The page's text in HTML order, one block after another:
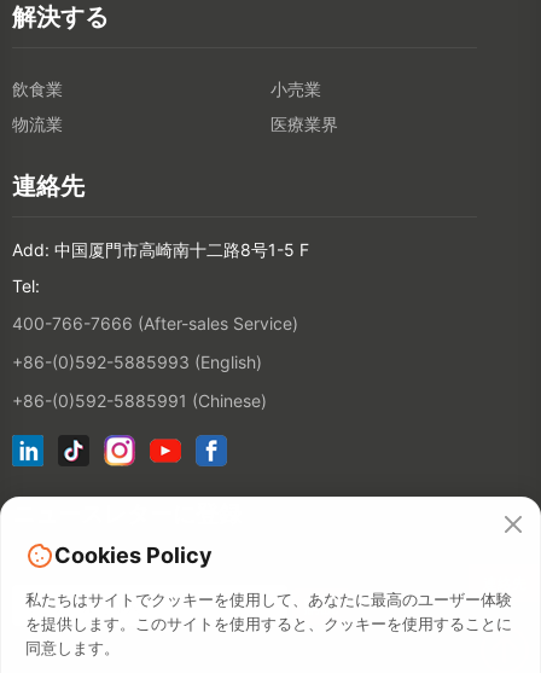
解決する
飲食業
小売業
物流業
医療業界
連絡先
Add: 中国厦門市高崎南十二路8号1-5 F
Tel:
400-766-7666 (After-sales Service)
+86-(0)592-5885993 (English)
+86-(0)592-5885991 (Chinese)
Cookies Policy
私たちはサイトでクッキーを使用して、あなたに最高のユーザー体験
を提供します。このサイトを使用すると、クッキーを使用することに
同意します。